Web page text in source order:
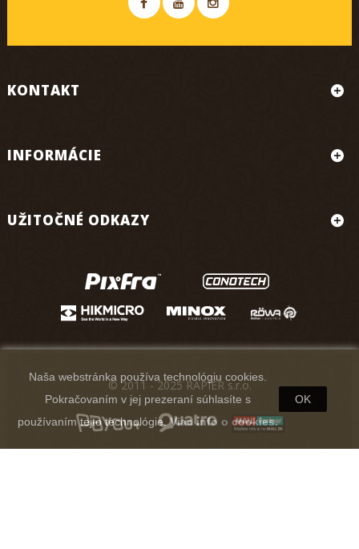
KONTAKT
INFORMÁCIE
UŽITOČNÉ ODKAZY
Naša webstránka používa technológiu cookies.
Pokračovaním v jej prezeraní súhlasíte s
používaním tejto technológie.Viac info o cookies.
OK
© 2011 - 2025 RAPIER s.r.o.